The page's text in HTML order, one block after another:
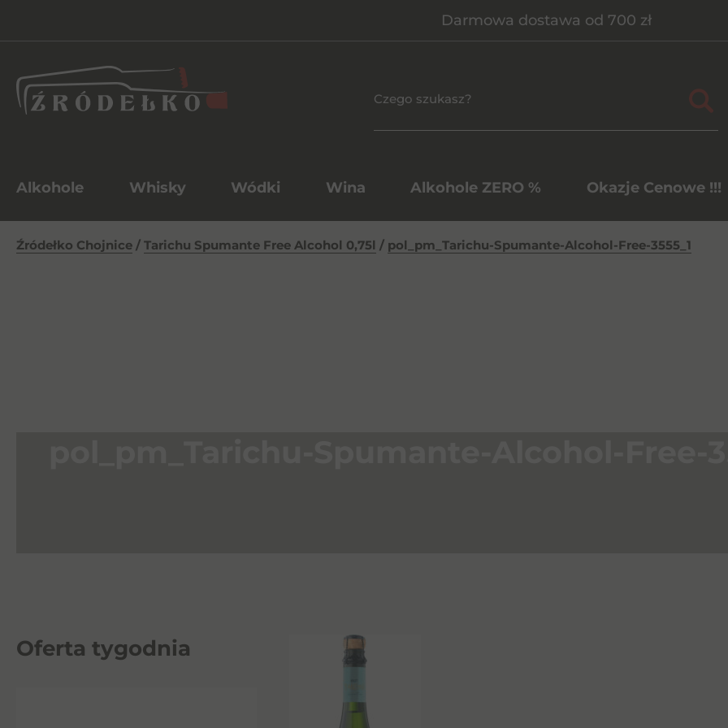
Darmowa dostawa od 700 zł
Alkohole Whisky Wódki Wina Alkohole ZERO % Okazje Cenowe !!!
Źródełko Chojnice / Tarichu Spumante Free Alcohol 0,75l / pol_pm_Tarichu-Spumante-Alcohol-Free-3555_1
Oferta tygodnia